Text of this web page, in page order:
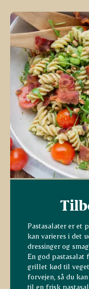
Pastasalater er
kan varieres i det
dressinger og
En god
grillet kød til
forvejen, så du
til en frisk